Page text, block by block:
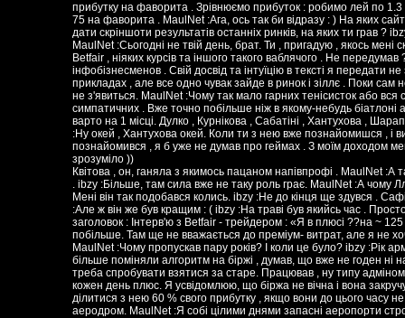
прибутку на фаворита . Зрівнюємо прибуток : робимо лей по
75 на фаворита . MaulNet :Ага, ось так би відразу : ) На яких
дати скріншоти результатів останніх ринків, на яких ти грав
MaulNet :Сьогодні не твій день, брат. Ти , пригадую , якось
Betfair , ніяких курсів та іншого такого ваблячого . Не
інфобізнесменов . Свій досвід та інтуїцію в тексті я
прикладах , але все одно чувак зайде в ринок і зіллє . Поки
не з'явиться. MaulNet :Чому так мало гарних тенісисток або вся
симпатичних . Вже точно побільше ніж в якому-небудь біатлоні
варто на 1 місці. Дулко , Курнікова , Сабатіні , Хантухова ,
:Ну окей , Хантухова окей. Коли ти з нею вже познайомишся , і
познайомився , я б уже не думав про геймах . З моїм доходом
зрозуміло ))
Квітова , он, ганяла з якимось пацаном напівпрофі . MaulNet
. ibzy :Більше, там сила вже не таку роль грає. MaulNet :А чому
Мені він так подобався колись. ibzy :Не до кінця ще здувся .
:Але ж він же був кращим : ( ibzy :На траві був якийсь час .
заголовок : Інтерв'ю з Betfair - трейдером : «Я в плюсі ??на ~
побільше. Там ще не вважається до преміум- витрат, але я не
MaulNet :Чому пропускав пару років? І коли це було? ibzy :Рік
більше поміняли алгоритм на біржі , думав, що вже не годен ні
треба спробувати взятися за старе. Працював , ну типу
кожен день плюс. Я усвідомлюю, що біржа не вічна і вона
ділитися з нею 60 % свого прибутку , якщо вони до цього часу
аеродром. MaulNet :Я собі цілими днями запасні аеропорти